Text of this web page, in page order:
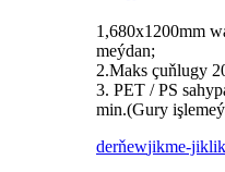
1,680x1200mm
meýdan;
2.Maks çuňlugy
3. PET / PS
min.(Gury
derňewjikme-jiklik